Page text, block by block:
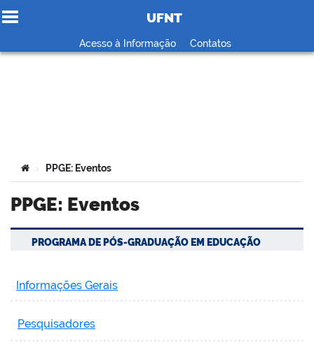
Ir para o conteúdo
UFNT
Acesso à Informação Contatos
Você está aqui:
> PPGE: Eventos
PPGE: Eventos
PROGRAMA DE PÓS-GRADUAÇÃO EM EDUCAÇÃO
Informações Gerais
Pesquisadores